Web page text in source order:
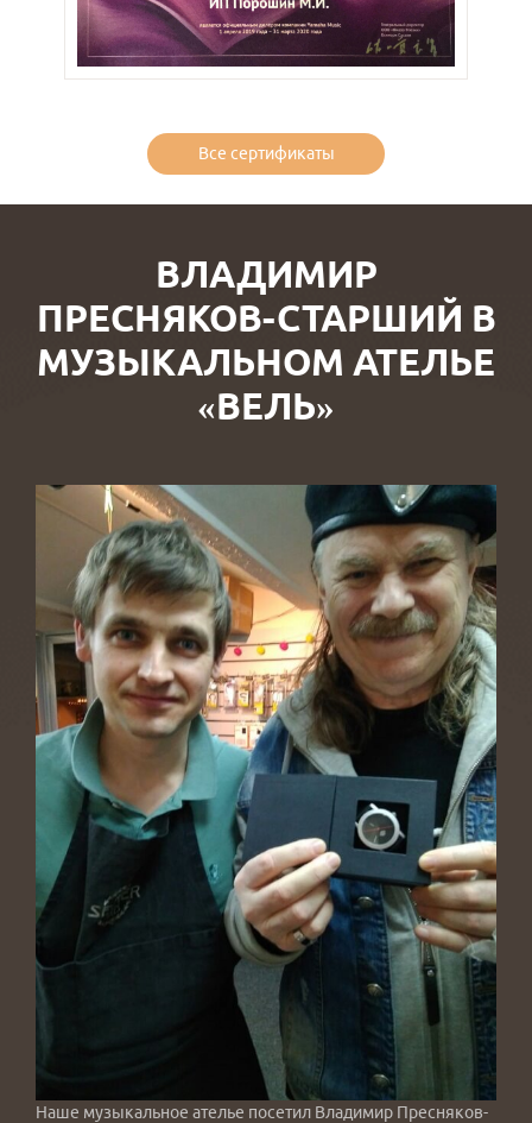
Все сертификаты
ВЛАДИМИР
ПРЕСНЯКОВ-СТАРШИЙ В
МУЗЫКАЛЬНОМ АТЕЛЬЕ
«ВЕЛЬ»
Наше музыкальное ателье посетил Владимир Пресняков-